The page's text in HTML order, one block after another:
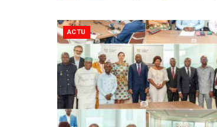
ACTU